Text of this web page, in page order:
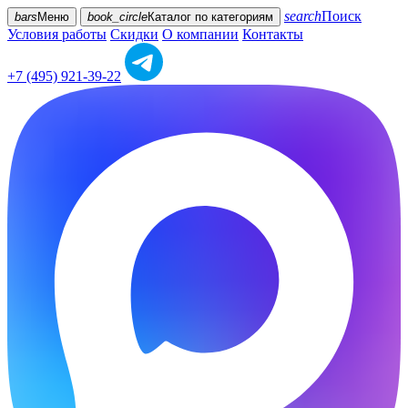
bars Меню book_circleКаталог по категориям searchПоиск
Условия работы Скидки О компании Контакты
+7 (495) 921-39-22